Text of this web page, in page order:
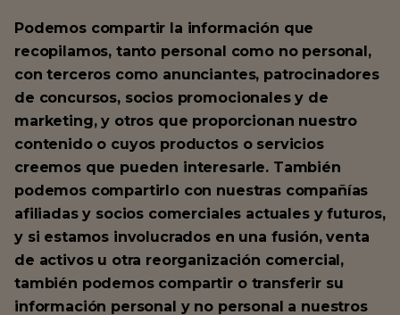
Podemos compartir la información que
recopilamos, tanto personal como no personal,
con terceros como anunciantes, patrocinadores
de concursos, socios promocionales y de
marketing, y otros que proporcionan nuestro
contenido o cuyos productos o servicios
creemos que pueden interesarle. También
podemos compartirlo con nuestras compañías
afiliadas y socios comerciales actuales y futuros,
y si estamos involucrados en una fusión, venta
de activos u otra reorganización comercial,
también podemos compartir o transferir su
información personal y no personal a nuestros